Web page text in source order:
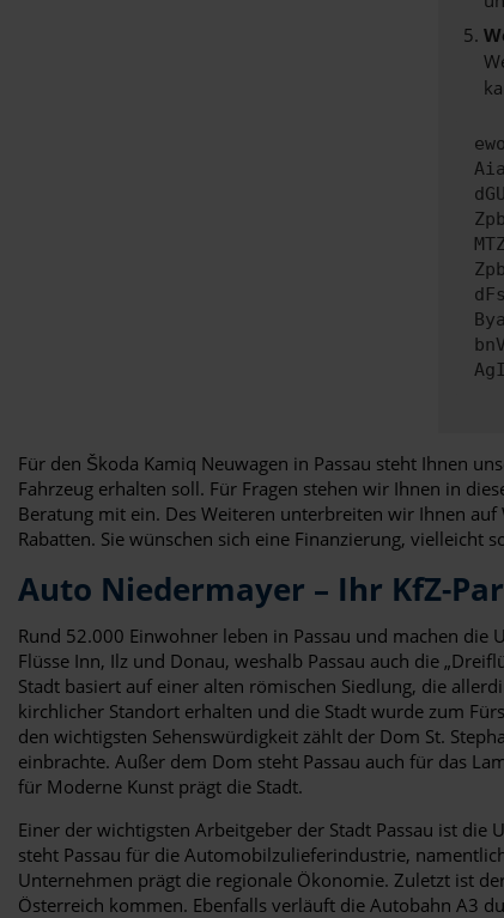
Für den Škoda Kamiq Neuwagen in Passau steht Ihnen
Fahrzeug erhalten soll. Für Fragen stehen wir Ihnen in
Beratung mit ein. Des Weiteren unterbreiten wir Ihnen
Rabatten. Sie wünschen sich eine Finanzierung, vielleicht
Auto Niedermayer – Ihr KfZ-
Rund 52.000 Einwohner leben in Passau und machen
Flüsse Inn, Ilz und Donau, weshalb Passau auch die
Stadt basiert auf einer alten römischen Siedlung, die
kirchlicher Standort erhalten und die Stadt wurde zum
den wichtigsten Sehenswürdigkeit zählt der Dom St.
einbrachte. Außer dem Dom steht Passau auch für das
für Moderne Kunst prägt die Stadt.
Einer der wichtigsten Arbeitgeber der Stadt Passau ist
steht Passau für die Automobilzulieferindustrie,
Unternehmen prägt die regionale Ökonomie. Zuletzt ist
Österreich kommen. Ebenfalls verläuft die Autobahn A3